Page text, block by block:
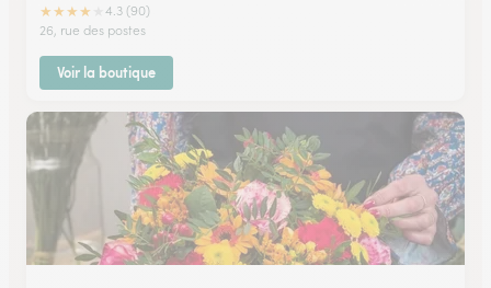
★★★★
4.3 (90)
26, rue des postes
Voir la boutique